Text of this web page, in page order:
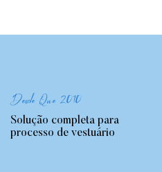
Desde Que 2010
Solução completa para
processo de vestuário